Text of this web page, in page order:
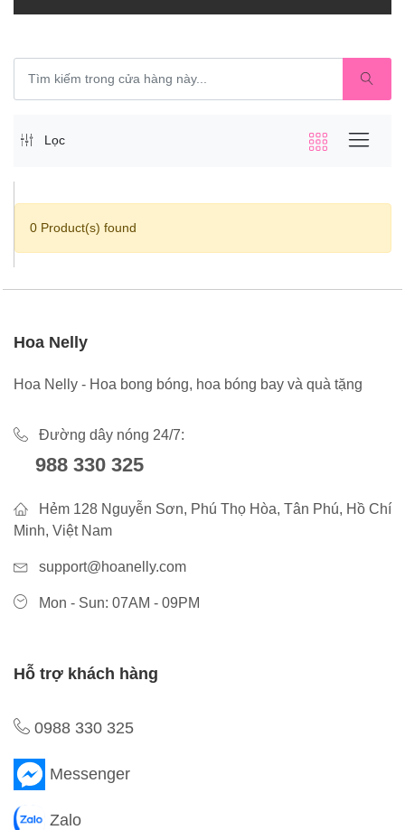
Lọc
0 Product(s) found
Hoa Nelly
Hoa Nelly - Hoa bong bóng, hoa bóng bay và quà tặng
Đường dây nóng 24/7:
988 330 325
Hẻm 128 Nguyễn Sơn, Phú Thọ Hòa, Tân Phú, Hồ Chí
Minh, Việt Nam
support@hoanelly.com
Mon - Sun: 07AM - 09PM
Hỗ trợ khách hàng
0988 330 325
Messenger
Zalo